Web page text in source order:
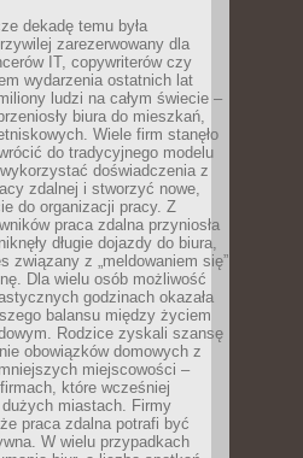
dekadę temu była
zarezerwowany dla
IT, copywriterów czy
wydarzenia ostatnich lat
ludzi na całym świecie –
biura do mieszkań,
Wiele firm stanęło
do tradycyjnego modelu
doświadczenia z
zdalnej i stworzyć nowe,
do organizacji pracy. Z
praca zdalna przyniosła
długie dojazdy do biura,
związany z „meldowaniem się”
Dla wielu osób możliwość
godzinach okazała
balansu między życiem
Rodzice zyskali szansę
obowiązków domowych z
miejscowości –
które wcześniej
miastach. Firmy
praca zdalna potrafi być
W wielu przypadkach